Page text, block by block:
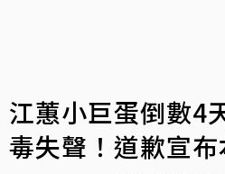
江蕙小巨蛋倒數4
毒失聲！道歉宣